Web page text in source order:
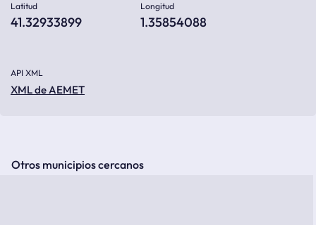
Latitud
41.32933899
Longitud
1.35854088
API XML
XML de AEMET
Otros municipios cercanos